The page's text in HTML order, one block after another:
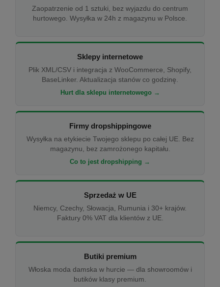
Zaopatrzenie od 1 sztuki, bez wyjazdu do centrum
hurtowego. Wysyłka w 24h z magazynu w Polsce.
Sklepy internetowe
Plik XML/CSV i integracja z WooCommerce, Shopify,
BaseLinker. Aktualizacja stanów co godzinę.
Hurt dla sklepu internetowego →
Firmy dropshippingowe
Wysyłka na etykiecie Twojego sklepu po całej UE. Bez
magazynu, bez zamrożonego kapitału.
Co to jest dropshipping →
Sprzedaż w UE
Niemcy, Czechy, Słowacja, Rumunia i 30+ krajów.
Faktury 0% VAT dla klientów z UE.
Butiki premium
Włoska moda damska w hurcie — dla showroomów i
butików klasy premium.